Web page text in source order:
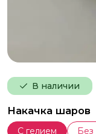
В наличии
Накачка шаров
С гелием Без